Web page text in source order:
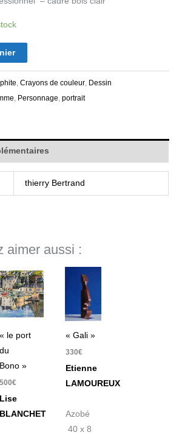
,Crayons de couleur Dessin
Personnage ,portrait
thierry Bertrand
aimer aussi :
« le port
du
Bono »
500€
Lise
BLANCHET
« Gali »
330€
Etienne
LAMOUREUX
Azobé
40 x 8